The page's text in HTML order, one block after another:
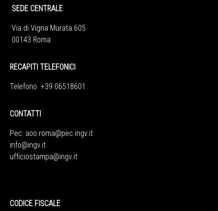
SEDE CENTRALE
Via di Vigna Murata 605
00143 Roma
RECAPITI TELEFONICI
Telefono +39 06518601
CONTATTI
Pec: aoo.roma@pec.ingv.it
info@ingv.it
ufficiostampa@ingv.it
CODICE FISCALE